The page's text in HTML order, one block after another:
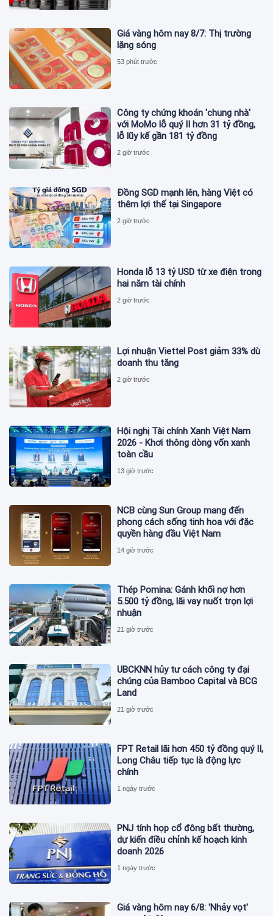
Giá vàng hôm nay 8/7: Thị trường
lặng sóng
53 phút trước
Công ty chứng khoán 'chung nhà'
với MoMo lỗ quý II hơn 31 tỷ đồng,
lỗ lũy kế gần 181 tỷ đồng
2 giờ trước
Đồng SGD mạnh lên, hàng Việt có
thêm lợi thế tại Singapore
2 giờ trước
Honda lỗ 13 tỷ USD từ xe điện trong
hai năm tài chính
2 giờ trước
Lợi nhuận Viettel Post giảm 33% dù
doanh thu tăng
2 giờ trước
Hội nghị Tài chính Xanh Việt Nam
2026 - Khơi thông dòng vốn xanh
toàn cầu
13 giờ trước
NCB cùng Sun Group mang đến
phong cách sống tinh hoa với đặc
quyền hàng đầu Việt Nam
14 giờ trước
Thép Pomina: Gánh khối nợ hơn
5.500 tỷ đồng, lãi vay nuốt trọn lợi
nhuận
21 giờ trước
UBCKNN hủy tư cách công ty đại
chúng của Bamboo Capital và BCG
Land
21 giờ trước
FPT Retail lãi hơn 450 tỷ đồng quý II,
Long Châu tiếp tục là động lực
chính
1 ngày trước
PNJ tính họp cổ đông bất thường,
dự kiến điều chỉnh kế hoạch kinh
doanh 2026
1 ngày trước
Giá vàng hôm nay 6/8: 'Nhảy vọt'